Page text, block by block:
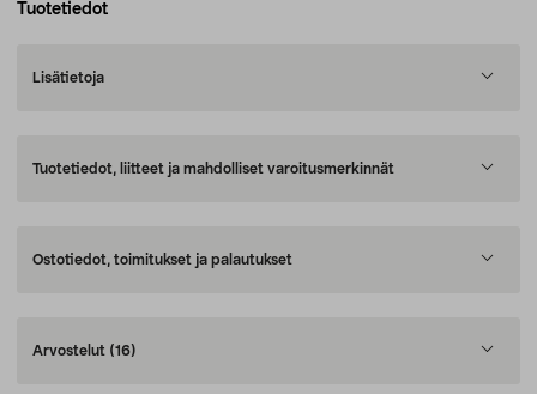
Tuotetiedot
Lisätietoja
Tuotetiedot, liitteet ja mahdolliset varoitusmerkinnät
Ostotiedot, toimitukset ja palautukset
Arvostelut (16)